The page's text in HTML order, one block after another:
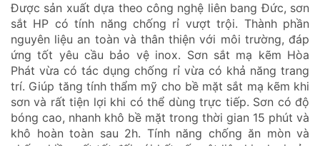
Được sản xuất dựa theo công nghệ liên bang Đức, sơn
sắt HP có tính năng chống rỉ vượt trội. Thành phần
nguyên liệu an toàn và thân thiện với môi trường, đáp
ứng tốt yêu cầu bảo vệ inox. Sơn sắt mạ kẽm Hòa
Phát vừa có tác dụng chống rỉ vừa có khả năng trang
trí. Giúp tăng tính thẩm mỹ cho bề mặt sắt mạ kẽm khi
sơn và rất tiện lợi khi có thể dùng trực tiếp. Sơn có độ
bóng cao, nhanh khô bề mặt trong thời gian 15 phút và
khô hoàn toàn sau 2h. Tính năng chống ăn mòn và